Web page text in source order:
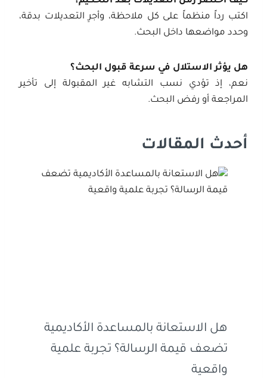
اكتب رداً منظماً على كل ملاحظة، وأجرِ التعديلات بدقة،
وحدد مواضعها داخل البحث.
هل يؤثر الاستلال في سرعة قبول البحث؟
نعم، إذ تؤدي نسب التشابه غير المقبولة إلى تأخير
المراجعة أو رفض البحث.
أحدث المقالات
هل الاستعانة بالمساعدة الأكاديمية
تضعف قيمة الرسالة؟ تجربة علمية
واقعية